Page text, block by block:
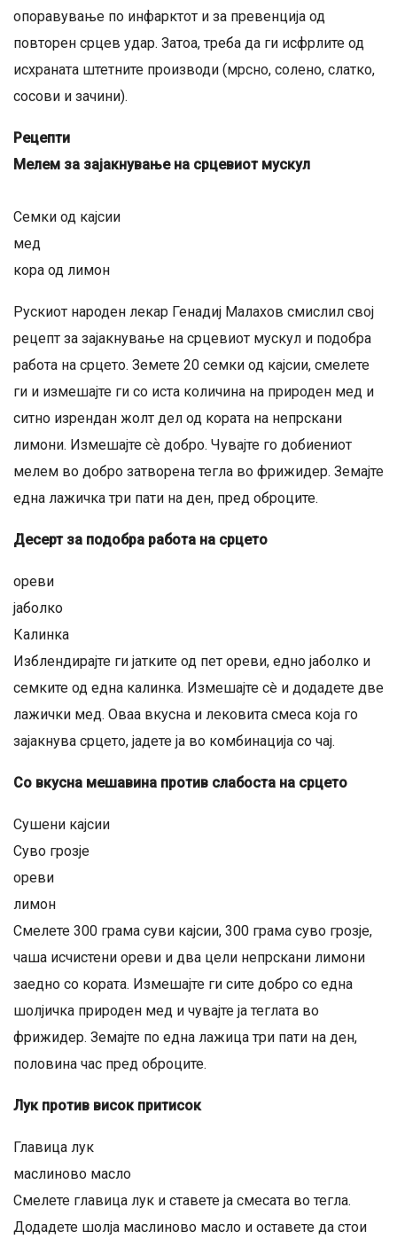
опоравување по инфарктот и за превенција од
повторен срцев удар. Затоа, треба да ги исфрлите од
исхраната штетните производи (мрсно, солено, слатко,
сосови и зачини).
Рецепти
Мелем за зајакнување на срцевиот мускул
Семки од кајсии
мед
кора од лимон
Рускиот народен лекар Генадиј Малахов смислил свој
рецепт за зајакнување на срцевиот мускул и подобра
работа на срцето. Земете 20 семки од кајсии, смелете
ги и измешајте ги со иста количина на природен мед и
ситно изрендан жолт дел од кората на непрскани
лимони. Измешајте сѐ добро. Чувајте го добиениот
мелем во добро затворена тегла во фрижидер. Земајте
една лажичка три пати на ден, пред оброците.
Десерт за подобра работа на срцето
ореви
јаболко
Калинка
Изблендирајте ги јатките од пет ореви, едно јаболко и
семките од една калинка. Измешајте сè и додадете две
лажички мед. Оваа вкусна и лековита смеса која го
зајакнува срцето, јадете ја во комбинација со чај.
Со вкусна мешавина против слабоста на срцето
Сушени кајсии
Суво грозје
ореви
лимон
Смелете 300 грама суви кајсии, 300 грама суво грозје,
чаша исчистени ореви и два цели непрскани лимони
заедно со кората. Измешајте ги сите добро со една
шолјичка природен мед и чувајте ја теглата во
фрижидер. Земајте по една лажица три пати на ден,
половина час пред оброците.
Лук против висок притисок
Главица лук
маслиново масло
Смелете главица лук и ставете ја смесата во тегла.
Додадете шолја маслиново масло и оставете да стои